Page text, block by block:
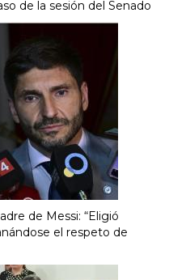
de la sesión del Senado
de Messi: “Eligió
el respeto de